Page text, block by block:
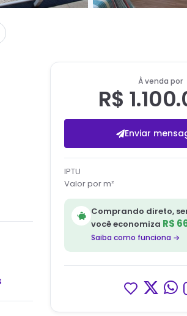
À venda por
R$
Enviar
IPTU
Valor por m²
Comprando direto,
você economiza R$
Saiba como funciona →